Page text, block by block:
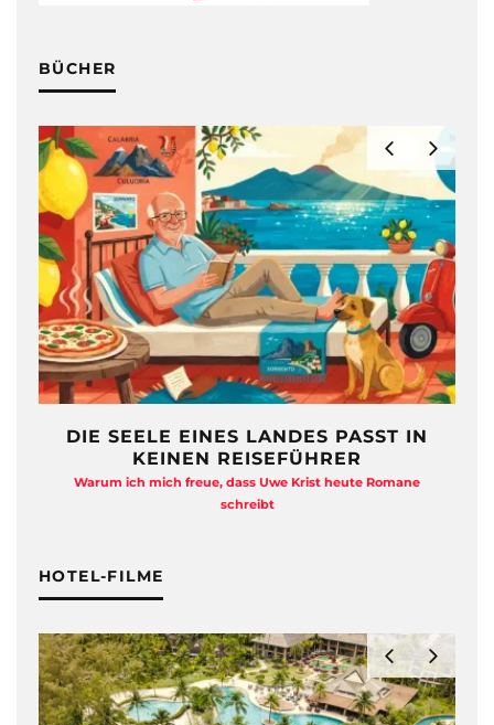
BÜCHER
DIE SEELE EINES LANDES PASST IN
KEINEN REISEFÜHRER
Warum ich mich freue, dass Uwe Krist heute Romane
schreibt
HOTEL-FILME